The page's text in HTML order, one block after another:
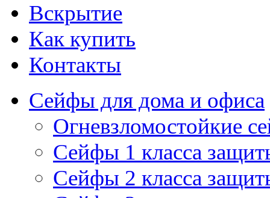
Вскрытие
Как купить
Контакты
Сейфы для дома и офиса
Огневзломостойкие
Сейфы 1 класса
Сейфы 2 класса